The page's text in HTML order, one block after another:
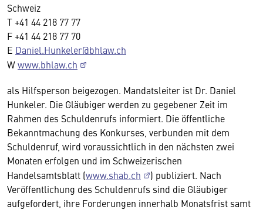
Schweiz
T +41 44 218 77 77
F +41 44 218 77 70
E Daniel.Hunkeler@bhlaw.ch
Wwww.bhlaw.ch
als Hilfsperson beigezogen. Mandatsleiter ist Dr. Daniel
Hunkeler. Die Gläubiger werden zu gegebener Zeit im
Rahmen des Schuldenrufs informiert. Die öffentliche
Bekanntmachung des Konkurses, verbunden mit dem
Schuldenruf, wird voraussichtlich in den nächsten zwei
Monaten erfolgen und im Schweizerischen
Handelsamtsblatt (www.shab.ch
) publiziert. Nach
Veröffentlichung des Schuldenrufs sind die Gläubiger
aufgefordert, ihre Forderungen innerhalb Monatsfrist samt